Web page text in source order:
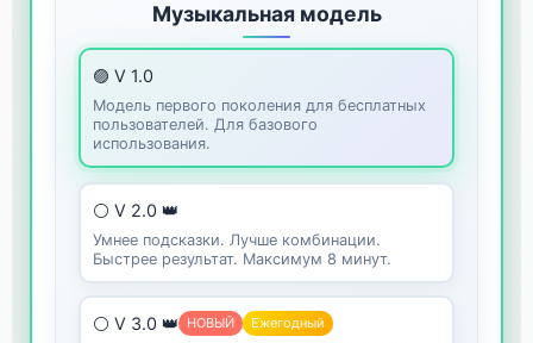
Музыкальная модель
🟣 V 1.0
Модель первого поколения для бесплатных
пользователей. Для базового
использования.
⚪ V 2.0 👑
Умнее подсказки. Лучше комбинации.
Быстрее результат. Максимум 8 минут.
⚪ V 3.0 👑 НОВЫЙ Ежегодный